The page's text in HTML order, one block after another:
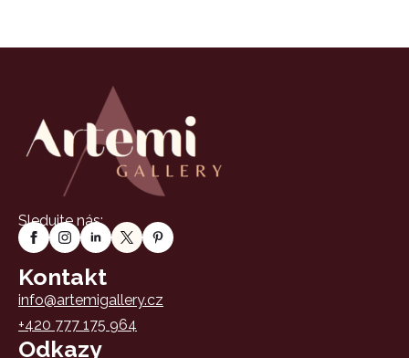
Sledujte nás:
Kontakt
info@artemigallery.cz
+420 777 175 964
Odkazy